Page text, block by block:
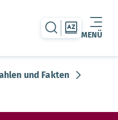
MENÜ
Warenkorb leer
zur Suche-Seite
zur
und Fakten